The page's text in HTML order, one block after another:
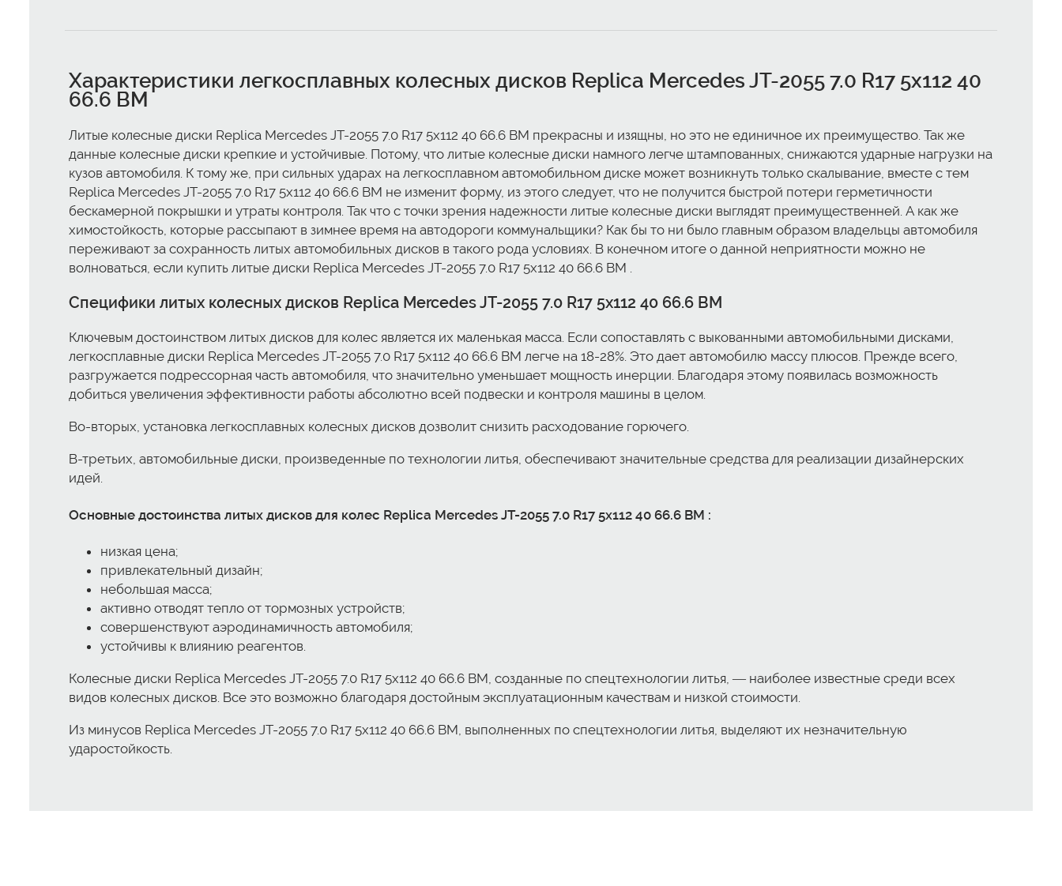
Характеристики легкосплавных колесных дисков Replica Mercedes JT-2055 7.0 R17 5x112 40
66.6 BM
Литые колесные диски Replica Mercedes JT-2055 7.0 R17 5x112 40 66.6 BM прекрасны и изящны, но это не единичное их преимущество. Так же
данные колесные диски крепкие и устойчивые. Потому, что литые колесные диски намного легче штампованных, снижаются ударные нагрузки на
кузов автомобиля. К тому же, при сильных ударах на легкосплавном автомобильном диске может возникнуть только скалывание, вместе с тем
Replica Mercedes JT-2055 7.0 R17 5x112 40 66.6 BM не изменит форму, из этого следует, что не получится быстрой потери герметичности
бескамерной покрышки и утраты контроля. Так что с точки зрения надежности литые колесные диски выглядят преимущественней. А как же
химостойкость, которые рассыпают в зимнее время на автодороги коммунальщики? Как бы то ни было главным образом владельцы автомобиля
переживают за сохранность литых автомобильных дисков в такого рода условиях. В конечном итоге о данной неприятности можно не
волноваться, если купить литые диски Replica Mercedes JT-2055 7.0 R17 5x112 40 66.6 BM .
Специфики литых колесных дисков Replica Mercedes JT-2055 7.0 R17 5x112 40 66.6 BM
Ключевым достоинством литых дисков для колес является их маленькая масса. Если сопоставлять с выкованными автомобильными дисками,
легкосплавные диски Replica Mercedes JT-2055 7.0 R17 5x112 40 66.6 BM легче на 18-28%. Это дает автомобилю массу плюсов. Прежде всего,
разгружается подрессорная часть автомобиля, что значительно уменьшает мощность инерции. Благодаря этому появилась возможность
добиться увеличения эффективности работы абсолютно всей подвески и контроля машины в целом.
Во-вторых, установка легкосплавных колесных дисков дозволит снизить расходование горючего.
В-третьих, автомобильные диски, произведенные по технологии литья, обеспечивают значительные средства для реализации дизайнерских
идей.
Основные достоинства литых дисков для колес Replica Mercedes JT-2055 7.0 R17 5x112 40 66.6 BM :
низкая цена;
привлекательный дизайн;
небольшая масса;
активно отводят тепло от тормозных устройств;
совершенствуют аэродинамичность автомобиля;
устойчивы к влиянию реагентов.
Колесные диски Replica Mercedes JT-2055 7.0 R17 5x112 40 66.6 BM, созданные по спецтехнологии литья, — наиболее известные среди всех
видов колесных дисков. Все это возможно благодаря достойным эксплуатационным качествам и низкой стоимости.
Из минусов Replica Mercedes JT-2055 7.0 R17 5x112 40 66.6 BM, выполненных по спецтехнологии литья, выделяют их незначительную
ударостойкость.